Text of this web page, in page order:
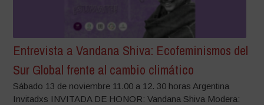
Entrevista a Vandana Shiva: Ecofeminismos del
Sur Global frente al cambio climático
Sábado 13 de noviembre 11.00 a 12. 30 horas Argentina
Invitadxs INVITADA DE HONOR: Vandana Shiva Modera: